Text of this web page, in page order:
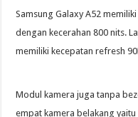
Samsung Galaxy A52
dengan kecerahan 800 nits.
memiliki kecepatan refresh
Modul kamera juga tanpa
empat kamera belakang yaitu